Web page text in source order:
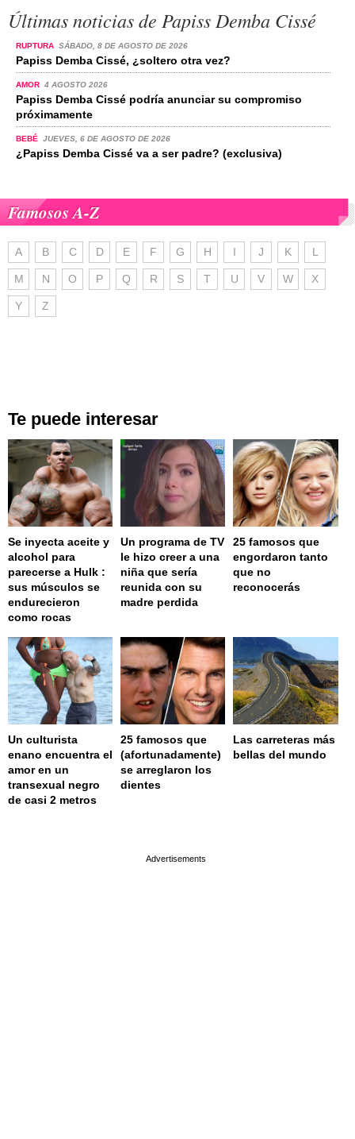
Últimas noticias de Papiss Demba Cissé
RUPTURA SÁBADO, 8 DE AGOSTO DE 2026
Papiss Demba Cissé, ¿soltero otra vez?
AMOR 4 AGOSTO 2026
Papiss Demba Cissé podría anunciar su compromiso
próximamente
BEBÉ JUEVES, 6 DE AGOSTO DE 2026
¿Papiss Demba Cissé va a ser padre? (exclusiva)
Famosos A-Z
A B C D E F G H I J K L
M N O P Q R S T U V W X
Y Z
Te puede interesar
Se inyecta aceite y
alcohol para
parecerse a Hulk :
sus músculos se
endurecieron
como rocas
Un programa de TV
le hizo creer a una
niña que sería
reunida con su
madre perdida
25 famosos que
engordaron tanto
que no
reconocerás
Un culturista
enano encuentra el
amor en un
transexual negro
de casi 2 metros
25 famosos que
(afortunadamente)
se arreglaron los
dientes
Las carreteras más
bellas del mundo